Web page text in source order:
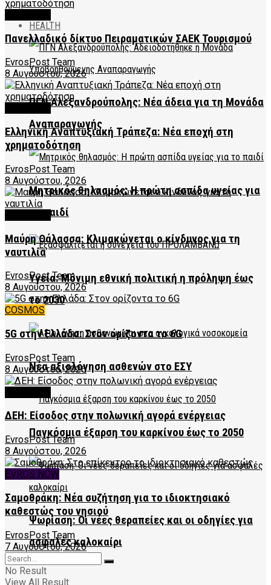
HEALTH
ΠΓΝ Αλεξανδρούπολης: Νέα άδεια για τη Μονάδα
Αναπαραγωγής
Μητρικός θηλασμός: Η πρώτη ασπίδα υγείας για
το παιδί
Υγεία: Μόνιμη εθνική πολιτική η πρόληψη έως
το 2030
Νέα αξιολόγηση ασθενών στο ΕΣΥ
Παγκόσμια έξαρση του καρκίνου έως το 2050
Ψωρίαση: Οι νέες θεραπείες και οι οδηγίες για
ασφαλές καλοκαίρι
Πανελλαδικό δίκτυο Πειραματικών ΣΑΕΚ Τουρισμού
EvrosPost Team
8 Αυγούστου, 2026
Ελληνική Αναπτυξιακή Τράπεζα: Νέα εποχή στη
χρηματοδότηση
EvrosPost Team
8 Αυγούστου, 2026
Μαύρη Θάλασσα: Κλιμακώνεται ο κίνδυνος για τη
ναυτιλία
EvrosPost Team
8 Αυγούστου, 2026
COSMOS
5G στην Ελλάδα: Στον ορίζοντα το 6G
EvrosPost Team
8 Αυγούστου, 2026
ΔΕΗ: Είσοδος στην πολωνική αγορά ενέργειας
EvrosPost Team
8 Αυγούστου, 2026
EVROS NOW
Σαμοθράκη: Νέα συζήτηση για το ιδιοκτησιακό
καθεστώς του νησιού
EvrosPost Team
7 Αυγούστου, 2026
No Result
View All Result